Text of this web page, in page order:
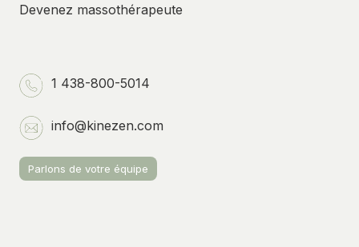
Devenez massothérapeute
1 438-800-5014
info@kinezen.com
Parlons de votre équipe